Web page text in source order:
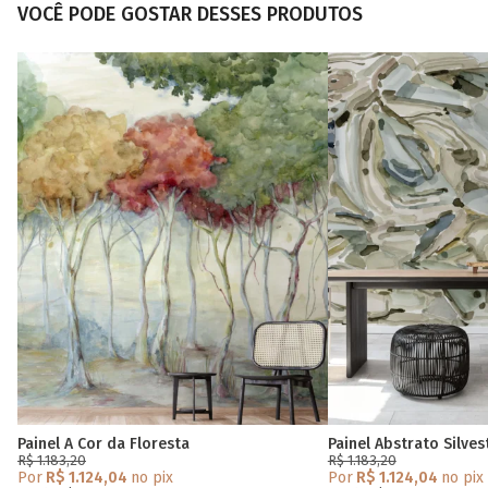
VOCÊ PODE GOSTAR DESSES PRODUTOS
Painel A Cor da Floresta
R$ 1.183,20
Por R$ 1.124,04 no pix
Painel Abstrato
R$ 1.183,20
PorR$ 1.124,04 no pix